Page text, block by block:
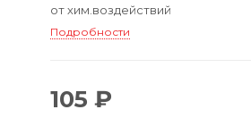
от хим.воздействий
Подробности
105 ₽